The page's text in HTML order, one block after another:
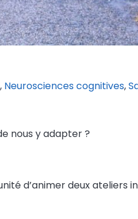
, Neurosciences cognitives,
nous y adapter ?
d’animer deux ateliers